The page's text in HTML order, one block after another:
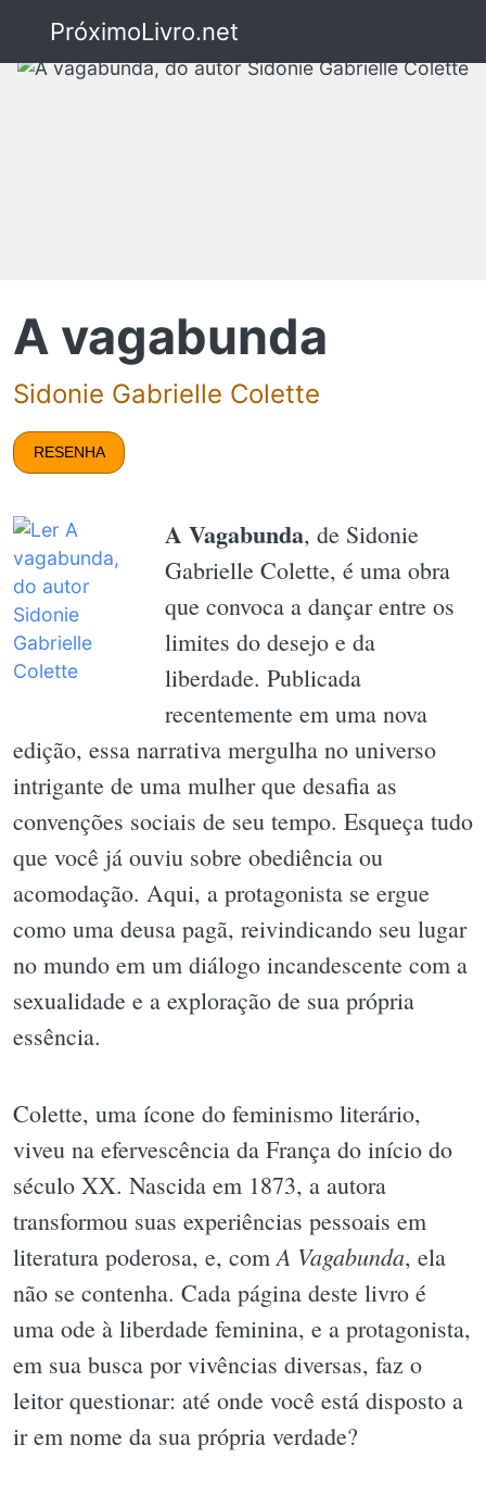
PróximoLivro.net
A vagabunda
Sidonie Gabrielle Colette
RESENHA
A Vagabunda, de Sidonie
Gabrielle Colette, é uma obra
que convoca a dançar entre os
limites do desejo e da
liberdade. Publicada
recentemente em uma nova
edição, essa narrativa mergulha no universo
intrigante de uma mulher que desafia as
convenções sociais de seu tempo. Esqueça tudo
que você já ouviu sobre obediência ou
acomodação. Aqui, a protagonista se ergue
como uma deusa pagã, reivindicando seu lugar
no mundo em um diálogo incandescente com a
sexualidade e a exploração de sua própria
essência.
Colette, uma ícone do feminismo literário,
viveu na efervescência da França do início do
século XX. Nascida em 1873, a autora
transformou suas experiências pessoais em
literatura poderosa, e, comA Vagabunda, ela
não se contenha. Cada página deste livro é
uma ode à liberdade feminina, e a protagonista,
em sua busca por vivências diversas, faz o
leitor questionar: até onde você está disposto a
ir em nome da sua própria verdade?